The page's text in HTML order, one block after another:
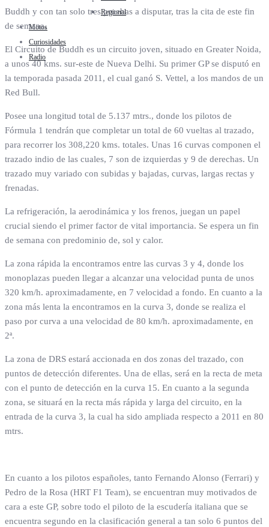
Regional
Motos
Curiosidades
Radio
Buddh y con tan solo tres pruebas a disputar, tras la cita de este fin
de semana.
El Circuito de Buddh es un circuito joven, situado en Greater Noida,
a unos 40 kms. sur-este de Nueva Delhi. Su primer GP se disputó en
la temporada pasada 2011, el cual ganó S. Vettel, a los mandos de un
Red Bull.
Posee una longitud total de 5.137 mtrs., donde los pilotos de
Fórmula 1 tendrán que completar un total de 60 vueltas al trazado,
para recorrer los 308,220 kms. totales. Unas 16 curvas componen el
trazado indio de las cuales, 7 son de izquierdas y 9 de derechas. Un
trazado muy variado con subidas y bajadas, curvas, largas rectas y
frenadas.
La refrigeración, la aerodinámica y los frenos, juegan un papel
crucial siendo el primer factor de vital importancia. Se espera un fin
de semana con predominio de, sol y calor.
La zona rápida la encontramos entre las curvas 3 y 4, donde los
monoplazas pueden llegar a alcanzar una velocidad punta de unos
320 km/h. aproximadamente, en 7 velocidad a fondo. En cuanto a la
zona más lenta la encontramos en la curva 3, donde se realiza el
paso por curva a una velocidad de 80 km/h. aproximadamente, en
2ª.
La zona de DRS estará accionada en dos zonas del trazado, con
puntos de detección diferentes. Una de ellas, será en la recta de meta
con el punto de detección en la curva 15. En cuanto a la segunda
zona, se situará en la recta más rápida y larga del circuito, en la
entrada de la curva 3, la cual ha sido ampliada respecto a 2011 en 80
mtrs.
En cuanto a los pilotos españoles, tanto Fernando Alonso (Ferrari) y
Pedro de la Rosa (HRT F1 Team), se encuentran muy motivados de
cara a este GP, sobre todo el piloto de la escudería italiana que se
encuentra segundo en la clasificación general a tan solo 6 puntos del